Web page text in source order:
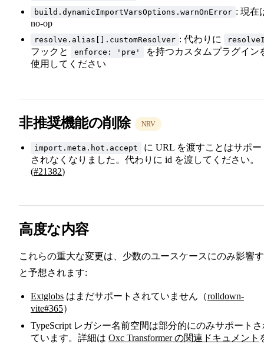
build.dynamicImportVarsOptions.warnOnError : 現在
no-op
resolve.alias[].customResolver : 代わりに
フックと enforce: 'pre'
を持つカスタムプラグイン
使用してください
非推奨機能の削除 NRV
import.meta.hot.accept
に URL を渡すことはサポー
されなくなりました。代わりに id を渡してください。
(#21382)
高度な内容
これらの重大な変更は、少数のユースケースにのみ影響
と予想されます:
Extglobs はまだサポートされていません（rolldown-
vite#365）
TypeScript レガシー名前空間は部分的にのみサポート
ています。詳細は Oxc Transformer の関連ドキュメント